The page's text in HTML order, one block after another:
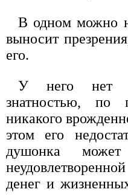
В одном можно
выносит
его.
У него нет
знатностью, по
никакого
этом его
душонка может
денег и